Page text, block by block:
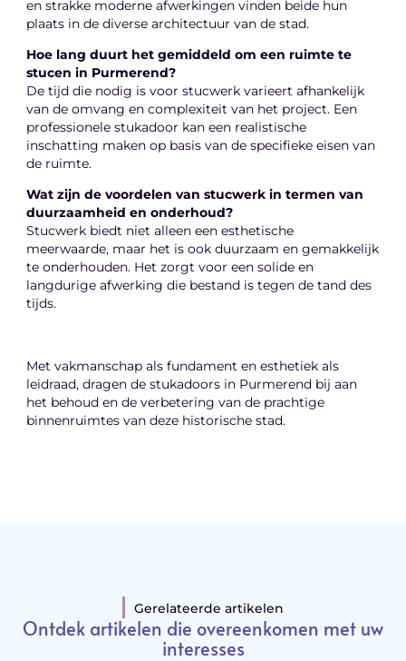
en strakke moderne afwerkingen vinden beide hun
plaats in de diverse architectuur van de stad.
Hoe lang duurt het gemiddeld om een ruimte te
stucen in Purmerend?
De tijd die nodig is voor stucwerk varieert afhankelijk
van de omvang en complexiteit van het project. Een
professionele stukadoor kan een realistische
inschatting maken op basis van de specifieke eisen van
de ruimte.
Wat zijn de voordelen van stucwerk in termen van
duurzaamheid en onderhoud?
Stucwerk biedt niet alleen een esthetische
meerwaarde, maar het is ook duurzaam en gemakkelijk
te onderhouden. Het zorgt voor een solide en
langdurige afwerking die bestand is tegen de tand des
tijds.
Met vakmanschap als fundament en esthetiek als
leidraad, dragen de stukadoors in Purmerend bij aan
het behoud en de verbetering van de prachtige
binnenruimtes van deze historische stad.
Gerelateerde artikelen
Ontdek artikelen die overeenkomen met uw
interesses